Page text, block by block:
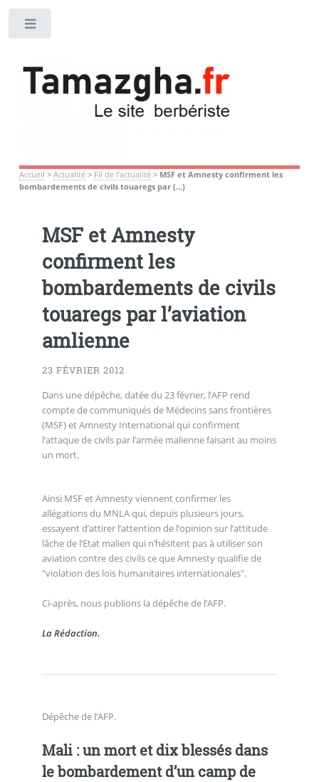
Accueil > Actualité> Fil de l’actualité> MSF et Amnesty confirment les
bombardements de civils touaregs par (…)
MSF et Amnesty
confirment les
bombardements de civils
touaregs par l’aviation
amlienne
23 FÉVRIER 2012
Dans une dépêche, datée du 23 février, l’AFP rend
compte de communiqués de Médecins sans frontières
(MSF) et Amnesty International qui confirment
l’attaque de civils par l’armée malienne faisant au moins
un mort.
Ainsi MSF et Amnesty viennent confirmer les
allégations du MNLA qui, depuis plusieurs jours,
essayent d’attirer l’attention de l’opinion sur l’attitude
lâche de l’Etat malien qui n’hésitent pas à utiliser son
aviation contre des civils ce que Amnesty qualifie de
"violation des lois humanitaires internationales".
Ci-après, nous publions la dépêche de l’AFP.
La Rédaction.
Dépêche de l’AFP.
Mali : un mort et dix blessés dans
le bombardement d’un camp de